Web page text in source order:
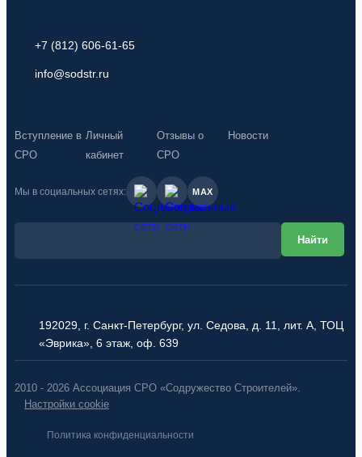
+7 (812) 606-61-65
info@sodstr.ru
Вступление в
СРО
Личный
кабинет
Отзывы о
СРО
Новости
Мы в социальных сетях: MAX
192029, г. Санкт-Петербург, ул. Седова, д. 11, лит. А, ТОЦ
«Эврика», 6 этаж, оф. 639
2010 - 2026 Ассоциация СРО «Содружество Строителей».
Настройки cookie
Политика конфиденциальности